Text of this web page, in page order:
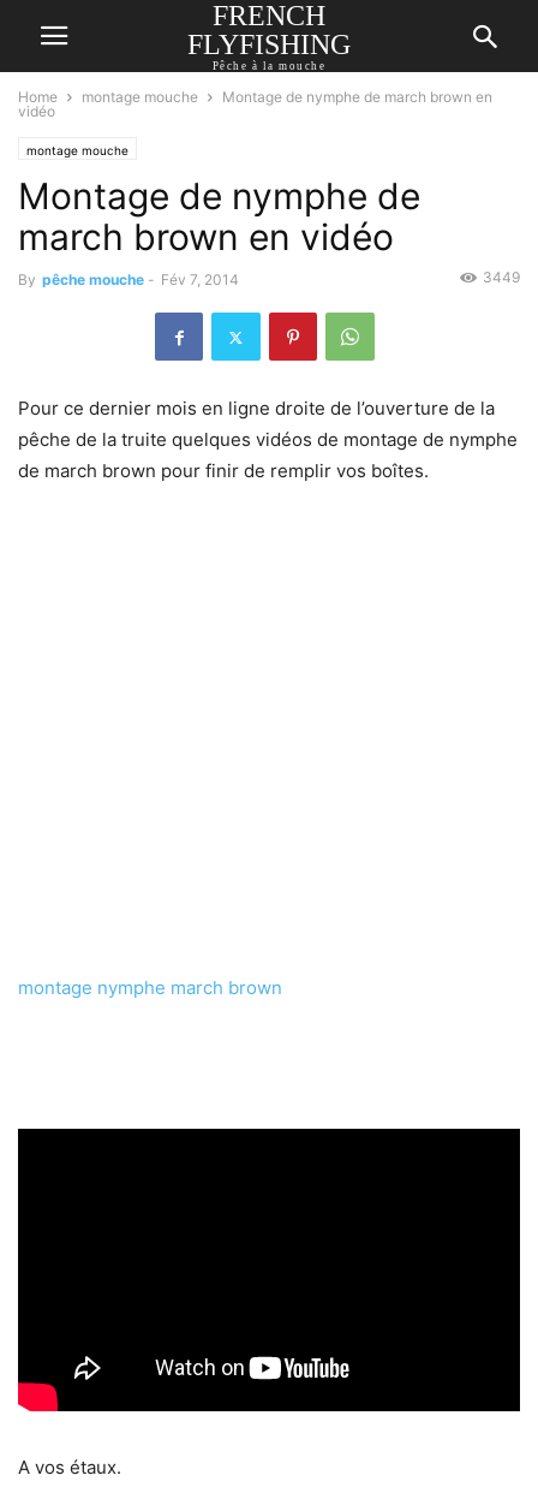
FRENCH
FLYFISHING
Pêche à la mouche
Home montage mouche
Montage de nymphe de march brown en
vidéo
montage mouche
Montage de nymphe de
march brown en vidéo
By pêche mouche - Fév 7, 2014 3449
Pour ce dernier mois en ligne droite de l’ouverture de la
pêche de la truite quelques vidéos de montage de nymphe
de march brown pour finir de remplir vos boîtes.
montage nymphe march brown
A vos étaux.